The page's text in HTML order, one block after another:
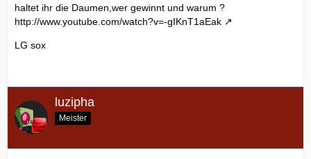
haltet ihr die Daumen,wer gewinnt und warum ?
http://www.youtube.com/watch?v=-gIKnT1aEak
LG sox
luzipha
Meister